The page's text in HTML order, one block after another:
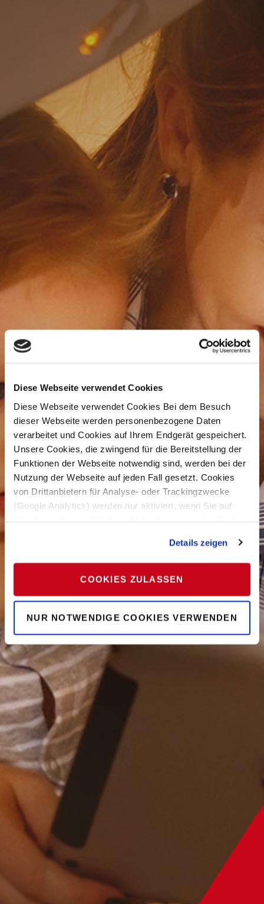
Diese Webseite verwendet Cookies
Diese Webseite verwendet Cookies Bei dem Besuch
dieser Webseite werden personenbezogene Daten
verarbeitet und Cookies auf Ihrem Endgerät gespeichert.
Unsere Cookies, die zwingend für die Bereitstellung der
Funktionen der Webseite notwendig sind, werden bei der
Nutzung der Webseite auf jeden Fall gesetzt. Cookies
von Drittanbietern für Analyse- oder Trackingzwecke
(Google Analytics) werden nur aktiviert, wenn Sie auf
Datenschutzerklärung—
Impressum.
Details zeigen
COOKIES ZULASSEN
NUR NOTWENDIGE COOKIES VERWENDEN